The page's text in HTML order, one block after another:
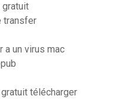
gratuit
transfer
a un virus mac
télécharger